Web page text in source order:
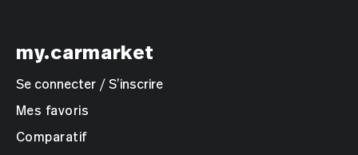
my.carmarket
Se connecter / S’inscrire
Mes favoris
Comparatif